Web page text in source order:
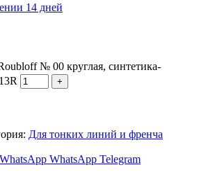
14 дней
№ 00 круглая, синтетика-
Для тонких линий и френча
WhatsApp WhatsApp Telegram